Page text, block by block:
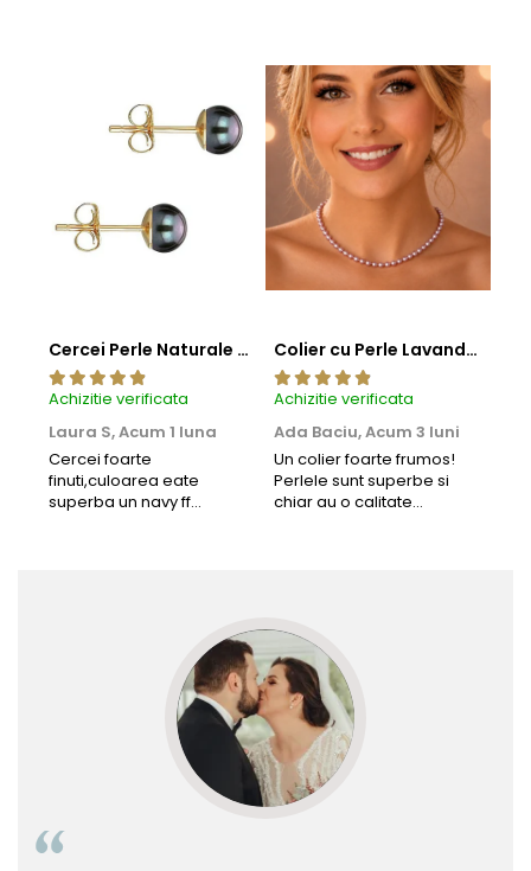
Cercei Perle Naturale Negre 5-6 mm, Buton AAA, Aur 14K (aur 585), Tip Șurub | KASKADDA®
Achizitie verificata
Laura S,Acum 1 luna
Cercei foarte
finuti,culoarea eate
superba un navy ff
Colier cu Perle Lavanda la Baza Gatului, de 4-5 mm, Perle Rare, Calitate AAA+, Aur 14K | KASKADDA®
Achizitie verificata
Ada Baciu,Acum 3 luni
Un colier foarte frumos!
Perlele sunt superbe si
chiar au o calitate